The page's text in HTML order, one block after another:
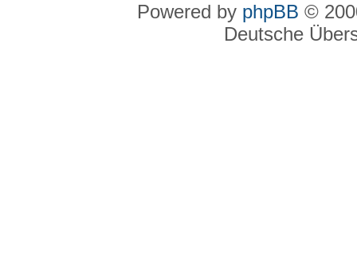
Powered by phpBB ©
Deutsche